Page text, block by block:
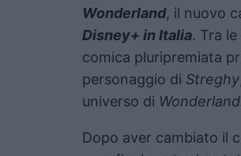
Wonderland, il nuovo
Disney+ in Italia. Tra
comica pluripremiata
personaggio di Streghy
universo di
Dopo aver cambiato il